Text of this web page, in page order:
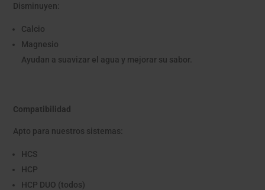
Disminuyen:
Calcio
Magnesio
Ayudan a suavizar el agua y mejorar su sabor.
Compatibilidad
Apto para nuestros sistemas:
HCS
HCP
HCP DUO (todos)